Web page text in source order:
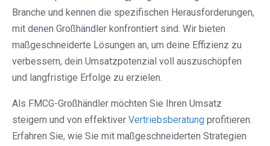
Branche und kennen die spezifischen Herausforderungen,
mit denen Großhändler konfrontiert sind. Wir bieten
maßgeschneiderte Lösungen an, um deine Effizienz zu
verbessern, dein Umsatzpotenzial voll auszuschöpfen
und langfristige Erfolge zu erzielen.
Als FMCG-Großhändler möchten Sie Ihren Umsatz
steigern und von effektiver Vertriebsberatung profitieren.
Erfahren Sie, wie Sie mit maßgeschneiderten Strategien